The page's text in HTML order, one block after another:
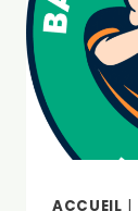
ACCUEIL |